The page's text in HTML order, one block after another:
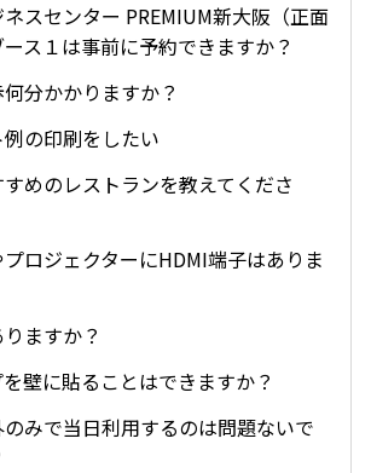
スセンター PREMIUM新大阪（正面
ス１は事前に予約できますか？
分かかりますか？
の印刷をしたい
めのレストランを教えてくださ
ロジェクターにHDMI端子はありま
ますか？
壁に貼ることはできますか？
みで当日利用するのは問題ないで